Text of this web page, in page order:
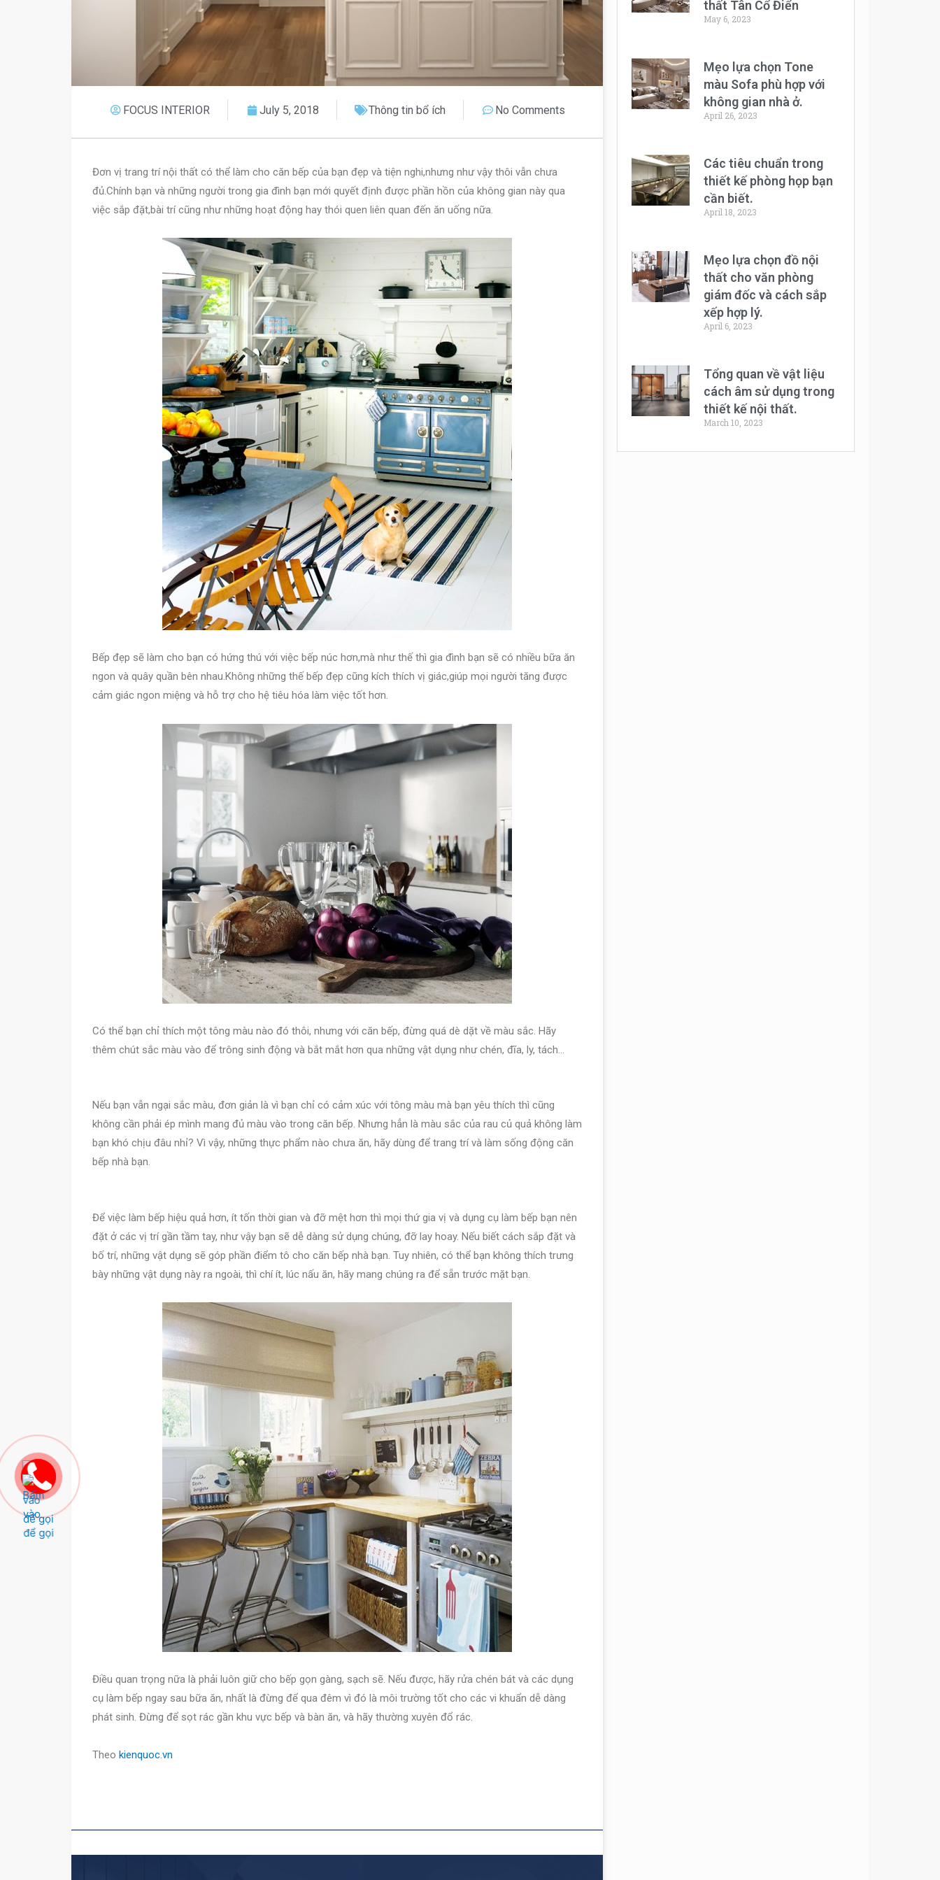
FOCUS INTERIOR July 5, 2018 Thông tin bổ ích No Comments
Đơn vị trang trí nội thất có thể làm cho căn bếp của bạn đẹp và tiện nghi,nhưng như vậy thôi vẫn chưa
đủ.Chính bạn và những người trong gia đình bạn mới quyết định được phần hồn của không gian này qua
việc sắp đặt,bài trí cũng như những hoạt động hay thói quen liên quan đến ăn uống nữa.
Bếp đẹp sẽ làm cho bạn có hứng thú với việc bếp núc hơn,mà như thế thì gia đình bạn sẽ có nhiều bữa ăn
ngon và quây quần bên nhau.Không những thế bếp đẹp cũng kích thích vị giác,giúp mọi người tăng được
cảm giác ngon miệng và hỗ trợ cho hệ tiêu hóa làm việc tốt hơn.
Có thể bạn chỉ thích một tông màu nào đó thôi, nhưng với căn bếp, đừng quá dè dặt về màu sắc. Hãy
thêm chút sắc màu vào để trông sinh động và bắt mắt hơn qua những vật dụng như chén, đĩa, ly, tách…
Nếu bạn vẫn ngại sắc màu, đơn giản là vì bạn chỉ có cảm xúc với tông màu mà bạn yêu thích thì cũng
không cần phải ép mình mang đủ màu vào trong căn bếp. Nhưng hẳn là màu sắc của rau củ quả không làm
bạn khó chịu đâu nhỉ? Vì vậy, những thực phẩm nào chưa ăn, hãy dùng để trang trí và làm sống động căn
bếp nhà bạn.
Để việc làm bếp hiệu quả hơn, ít tốn thời gian và đỡ mệt hơn thì mọi thứ gia vị và dụng cụ làm bếp bạn nên
đặt ở các vị trí gần tầm tay, như vậy bạn sẽ dễ dàng sử dụng chúng, đỡ lay hoay. Nếu biết cách sắp đặt và
bố trí, những vật dụng sẽ góp phần điểm tô cho căn bếp nhà bạn. Tuy nhiên, có thể bạn không thích trưng
bày những vật dụng này ra ngoài, thì chí ít, lúc nấu ăn, hãy mang chúng ra để sẵn trước mặt bạn.
Điều quan trọng nữa là phải luôn giữ cho bếp gọn gàng, sạch sẽ. Nếu được, hãy rửa chén bát và các dụng
cụ làm bếp ngay sau bữa ăn, nhất là đừng để qua đêm vì đó là môi trường tốt cho các vi khuẩn dễ dàng
phát sinh. Đừng để sọt rác gần khu vực bếp và bàn ăn, và hãy thường xuyên đổ rác.
Theo kienquoc.vn
thất Tân Cổ Điển
May 6, 2023
Mẹo lựa chọn Tone
màu Sofa phù hợp với
không gian nhà ở.
April 26, 2023
Các tiêu chuẩn trong
thiết kế phòng họp bạn
cần biết.
April 18, 2023
Mẹo lựa chọn đồ nội
thất cho văn phòng
giám đốc và cách sắp
xếp hợp lý.
April 6, 2023
Tổng quan về vật liệu
cách âm sử dụng trong
thiết kế nội thất.
March 10, 2023